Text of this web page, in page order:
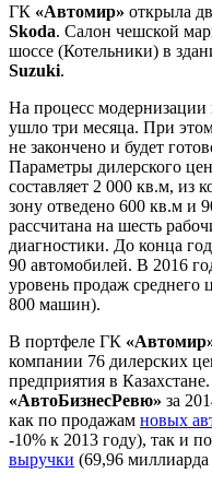
ГК «Автомир» открыла
Skoda. Салон чешской
шоссе (Котельники) в
Suzuki.
На процесс
ушло три месяца. При
не закончено и будет
Параметры дилерского
составляет 2 000 кв.м, из
зону отведено 600 кв.м и
рассчитана на шесть
диагностики. До конца
90 автомобилей. В 2016
уровень продаж среднего
800 машин).
В портфеле ГК
компании 76 дилерских
предприятия в
«АвтоБизнесРевю» за
как по продажам новых
-10% к 2013 году), так и
выручки (69,96